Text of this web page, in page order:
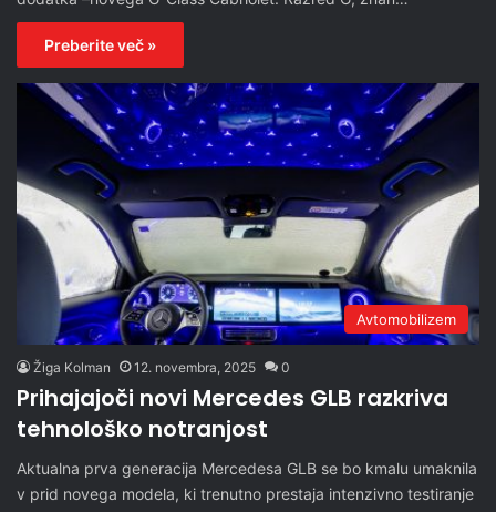
Preberite več »
Avtomobilizem
Žiga Kolman 12. novembra, 2025 0
Prihajajoči novi Mercedes GLB razkriva
tehnološko notranjost
Aktualna prva generacija Mercedesa GLB se bo kmalu umaknila
v prid novega modela, ki trenutno prestaja intenzivno testiranje